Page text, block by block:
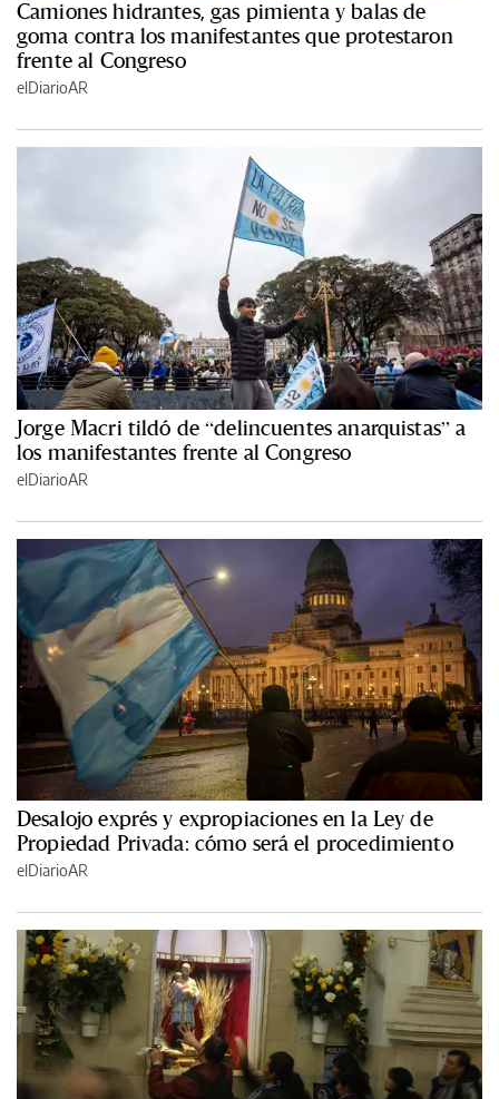
Camiones hidrantes, gas pimienta y balas de
goma contra los manifestantes que protestaron
frente al Congreso
elDiarioAR
Jorge Macri tildó de “delincuentes anarquistas” a
los manifestantes frente al Congreso
elDiarioAR
Desalojo exprés y expropiaciones en la Ley de
Propiedad Privada: cómo será el procedimiento
elDiarioAR